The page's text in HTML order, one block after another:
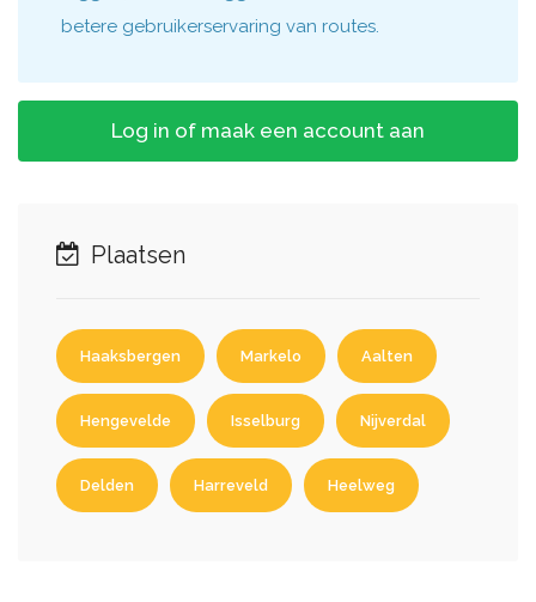
betere gebruikerservaring van routes.
Log in of maak een account aan
Plaatsen
Haaksbergen Markelo Aalten
Hengevelde Isselburg Nijverdal
Delden Harreveld Heelweg